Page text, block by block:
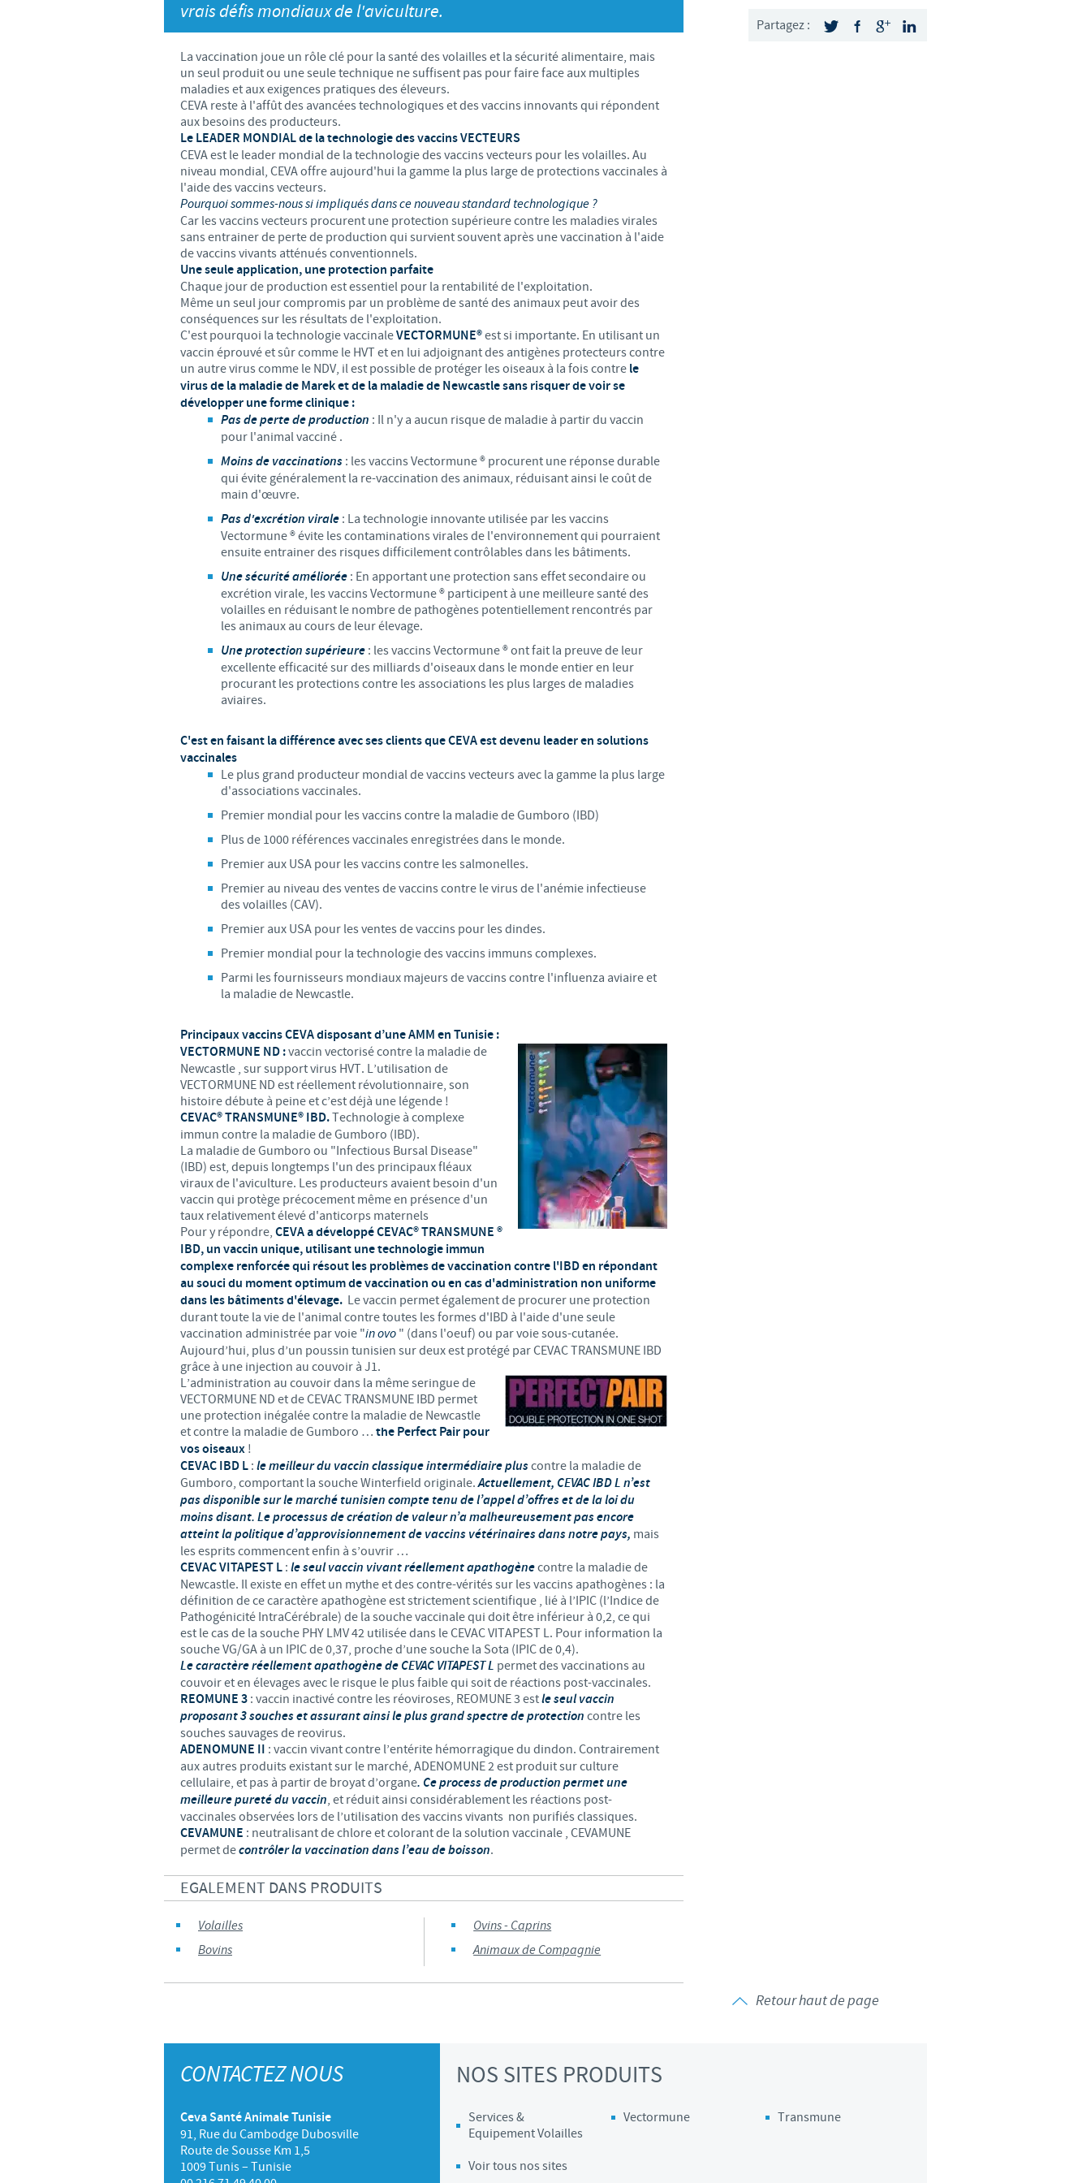
Bulgaria
Canada (EN)
China
Colombia
Denmark
Egypt
Korea
Malaysia
Mexico
Middle East
Netherlands
Peru
Philippines
Vous quittez le site pays pour accéder à un autre site du groupe.
Les contraintes réglementaires et les pratiques médicales varient d'un pays à un autre. En
pertinente à l'usage dans votre pays.
LE PROGRAMME ETHIQUE ET CONFORMITÉ DU GROUPE CEVA
SYSTÈME D'ALERTE
vrais défis mondiaux de l'aviculture.
La vaccination joue un rôle clé pour la santé des volailles et la sécurité alimentaire, mais
un seul produit ou une seule technique ne suffisent pas pour faire face aux multiples
maladies et aux exigences pratiques des éleveurs.
CEVA reste à l'affût des avancées technologiques et des vaccins innovants qui répondent
aux besoins des producteurs.
Le LEADER MONDIAL de la technologie des vaccins VECTEURS
CEVA est le leader mondial de la technologie des vaccins vecteurs pour les volailles. Au
niveau mondial, CEVA offre aujourd'hui la gamme la plus large de protections vaccinales à
l'aide des vaccins vecteurs.
Pourquoi sommes-nous si impliqués dans ce nouveau standard technologique ?
Car les vaccins vecteurs procurent une protection supérieure contre les maladies virales
sans entrainer de perte de production qui survient souvent après une vaccination à l'aide
de vaccins vivants atténués conventionnels.
Une seule application, une protection parfaite
Chaque jour de production est essentiel pour la rentabilité de l'exploitation.
Même un seul jour compromis par un problème de santé des animaux peut avoir des
conséquences sur les résultats de l'exploitation.
C'est pourquoi la technologie vaccinaleVECTORMUNE®est si importante. En utilisant un
vaccin éprouvé et sûr comme le HVT et en lui adjoignant des antigènes protecteurs contre
un autre virus comme le NDV, il est possible de protéger les oiseaux à la fois contre le
virus de la maladie de Marek et de la maladie de Newcastlesans risquer de voir se
développer une forme clinique :
Pas de perte de production : Il n'y a aucun risque de maladie à partir du vaccin
pour l'animal vacciné .
Moins de vaccinations : les vaccins Vectormune ® procurent une réponse durable
qui évite généralement la re-vaccination des animaux, réduisant ainsi le coût de
main d'œuvre.
Pas d'excrétion virale : La technologie innovante utilisée par les vaccins
Vectormune ® évite les contaminations virales de l'environnement qui pourraient
ensuite entrainer des risques difficilement contrôlables dans les bâtiments.
Une sécurité améliorée : En apportant une protection sans effet secondaire ou
excrétion virale, les vaccins Vectormune ® participent à une meilleure santé des
volailles en réduisant le nombre de pathogènes potentiellement rencontrés par
les animaux au cours de leur élevage.
Une protection supérieure : les vaccins Vectormune ® ont fait la preuve de leur
excellente efficacité sur des milliards d'oiseaux dans le monde entier en leur
procurant les protections contre les associations les plus larges de maladies
aviaires.
C'est en faisant la différence avec ses clients que CEVA est devenu leader en solutions
vaccinales
Le plus grand producteur mondial de vaccins vecteurs avec la gamme la plus large
d'associations vaccinales.
Premier mondial pour les vaccins contre la maladie de Gumboro (IBD)
Plus de 1000 références vaccinales enregistrées dans le monde.
Premier aux USA pour les vaccins contre les salmonelles.
Premier au niveau des ventes de vaccins contre le virus de l'anémie infectieuse
des volailles (CAV).
Premier aux USA pour les ventes de vaccins pour les dindes.
Premier mondial pour la technologie des vaccins immuns complexes.
Parmi les fournisseurs mondiaux majeurs de vaccins contre l'influenza aviaire et
la maladie de Newcastle.
Principaux vaccins CEVA disposant d’une AMM en Tunisie :
VECTORMUNE ND :vaccin vectorisé contre la maladie de
Newcastle , sur support virus HVT. L’utilisation de
VECTORMUNE ND est réellement révolutionnaire, son
histoire débute à peine et c’est déjà une légende !
CEVAC® TRANSMUNE® IBD.Technologie à complexe
immun contre la maladie de Gumboro (IBD).
La maladie de Gumboro ou "Infectious Bursal Disease"
(IBD) est, depuis longtemps l'un des principaux fléaux
viraux de l'aviculture. Les producteurs avaient besoin d'un
vaccin qui protège précocement même en présence d'un
taux relativement élevé d'anticorps maternels
Pour y répondre, CEVA a développé CEVAC® TRANSMUNE ®
IBD, un vaccin unique, utilisant une technologie immun
complexe renforcée qui résout les problèmes de vaccination contre l'IBD en répondant
au souci du moment optimum de vaccination ou en cas d'administration non uniforme
dans les bâtiments d'élevage. Le vaccin permet également de procurer une protection
durant toute la vie de l'animal contre toutes les formes d'IBD à l'aide d'une seule
vaccination administrée par voie "in ovo " (dans l'oeuf) ou par voie sous-cutanée.
Aujourd’hui, plus d’un poussin tunisien sur deux est protégé par CEVAC TRANSMUNE IBD
grâce à une injection au couvoir à J1.
L’administration au couvoir dans la même seringue de
VECTORMUNE ND et de CEVAC TRANSMUNE IBD permet
une protection inégalée contre la maladie de Newcastle
et contre la maladie de Gumboro … the Perfect Pair pour
vos oiseaux !
CEVAC IBD L : le meilleur du vaccin classique intermédiaire pluscontre la maladie de
Gumboro, comportant la souche Winterfield originale.Actuellement, CEVAC IBD L n’est
pas disponible sur le marché tunisien compte tenu de l’appel d’offres et de la loi du
moins disant. Le processus de création de valeur n’a malheureusement pas encore
atteint la politique d’approvisionnement de vaccins vétérinaires dans notre pays, mais
les esprits commencent enfin à s’ouvrir …
CEVAC VITAPEST L : le seul vaccin vivant réellement apathogènecontre la maladie de
Newcastle. Il existe en effet un mythe et des contre-vérités sur les vaccins apathogènes : la
définition de ce caractère apathogène est strictement scientifique , lié à l’IPIC (l’Indice de
Pathogénicité IntraCérébrale) de la souche vaccinale qui doit être inférieur à 0,2, ce qui
est le cas de la souche PHY LMV 42 utilisée dans le CEVAC VITAPEST L. Pour information la
souche VG/GA à un IPIC de 0,37, proche d’une souche la Sota (IPIC de 0,4).
Le caractère réellement apathogène de CEVAC VITAPEST L permet des vaccinations au
couvoir et en élevages avec le risque le plus faible qui soit de réactions post-vaccinales.
REOMUNE 3 : vaccin inactivé contre les réoviroses, REOMUNE 3 estle seul vaccin
proposant 3 souches et assurant ainsi le plus grand spectre de protection contre les
souches sauvages de reovirus.
ADENOMUNE II : vaccin vivant contre l’entérite hémorragique du dindon. Contrairement
aux autres produits existant sur le marché, ADENOMUNE 2 est produit sur culture
cellulaire, et pas à partir de broyat d’organe. Ce process de production permet une
meilleure pureté du vaccin, et réduit ainsi considérablement les réactions post-
vaccinales observées lors de l’utilisation des vaccins vivants non purifiés classiques.
CEVAMUNE : neutralisant de chlore et colorant de la solution vaccinale , CEVAMUNE
permet decontrôler la vaccination dans l’eau de boisson.
EGALEMENT DANS PRODUITS
Volailles
Ovins - Caprins
Bovins
Animaux de Compagnie
Partagez :
Retour haut de page
CONTACTEZ NOUS
Ceva Santé Animale Tunisie
91, Rue du Cambodge Dubosville
Route de Sousse Km 1,5
1009 Tunis – Tunisie
NOS SITES PRODUITS
Services &
Equipement Volailles
Vectormune Transmune
Voir tous nos sites